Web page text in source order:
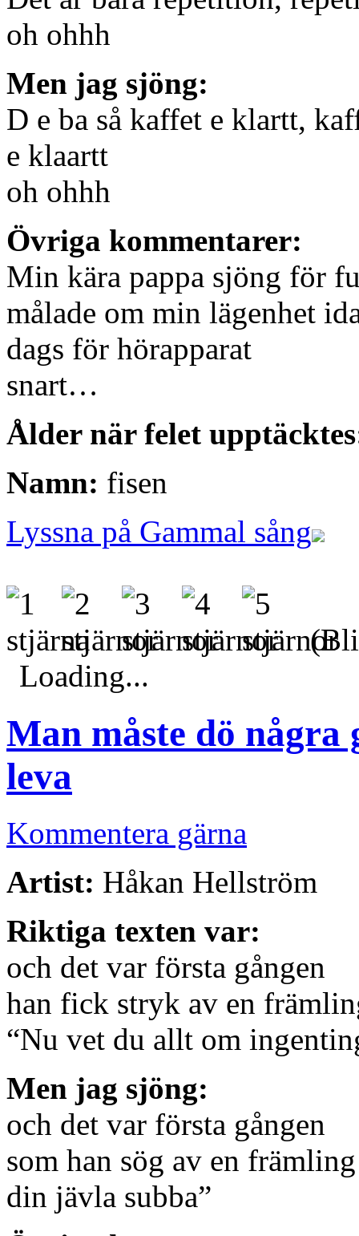
oh ohhh
Men jag sjöng:
D e ba så kaffet e klartt,
e klaartt
oh ohhh
Övriga kommentarer:
Min kära pappa sjöng för
målade om min lägenhet
dags för hörapparat
snart…
Ålder när felet
Namn: fisen
Lyssna på Gammal sång
(Bli
Loading...
Man måste dö några
leva
Kommentera gärna
Artist: Håkan Hellström
Riktiga texten var:
och det var första gången
han fick stryk av en
“Nu vet du allt om
Men jag sjöng:
och det var första gången
som han sög av en
din jävla subba”